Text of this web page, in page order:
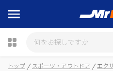
トップ スポーツ・アウトドア エク